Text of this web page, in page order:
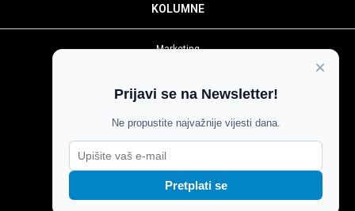
KOLUMNE
Marketing
Impressum
Pravila komentiranja
Agroglas
×
Prijavi se na Newsletter!
Ne propustite najvažnije vijesti dana.
Pretplati se